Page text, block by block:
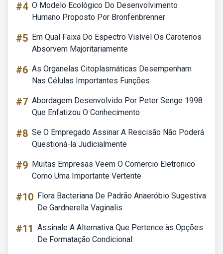
#4 O Modelo Ecológico Do Desenvolvimento
Humano Proposto Por Bronfenbrenner
#5 Em Qual Faixa Do Espectro Visível Os Carotenos
Absorvem Majoritariamente
#6 As Organelas Citoplasmáticas Desempenham
Nas Células Importantes Funções
#7 Abordagem Desenvolvido Por Peter Senge 1998
Que Enfatizou O Conhecimento
#8 Se O Empregado Assinar A Rescisão Não Poderá
Questioná-la Judicialmente
#9 Muitas Empresas Veem O Comercio Eletronico
Como Uma Importante Vertente
#10 Flora Bacteriana De Padrão Anaeróbio Sugestiva
De Gardnerella Vaginalis
#11 Assinale A Alternativa Que Pertence às Opções
De Formatação Condicional: